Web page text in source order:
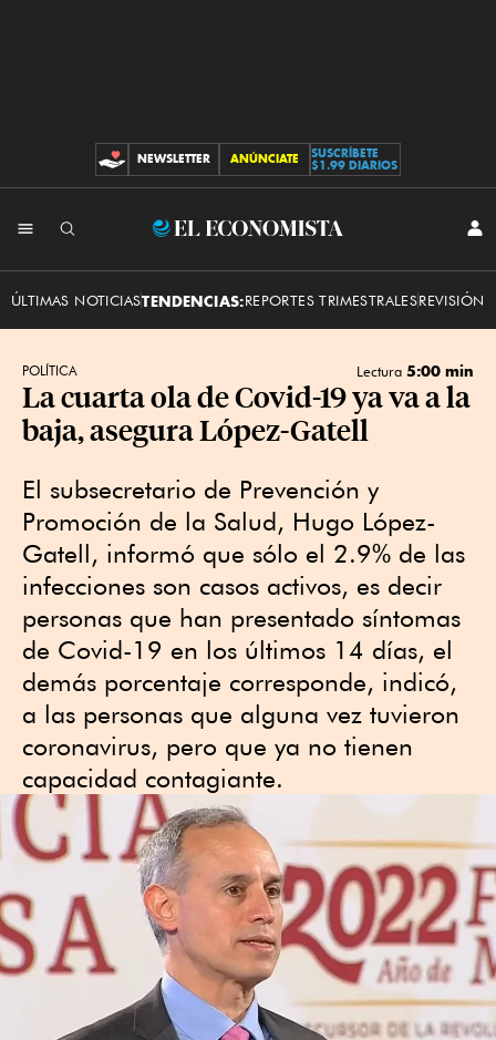
CONTRIBUCIONES
NEWSLETTER ANÚNCIATE
SUSCRÍBETE
$1.99 DIARIOS
El
ÚLTIMAS NOTICIASTENDENCIAS:REPORTES TRIMESTRALESREVISIÓN
POLÍTICA Lectura 5:00 min
La cuarta ola de Covid-19 ya va a la
baja, asegura López-Gatell
El subsecretario de Prevención y
Promoción de la Salud, Hugo López-
Gatell, informó que sólo el 2.9% de las
infecciones son casos activos, es decir
personas que han presentado síntomas
de Covid-19 en los últimos 14 días, el
demás porcentaje corresponde, indicó,
a las personas que alguna vez tuvieron
coronavirus, pero que ya no tienen
capacidad contagiante.